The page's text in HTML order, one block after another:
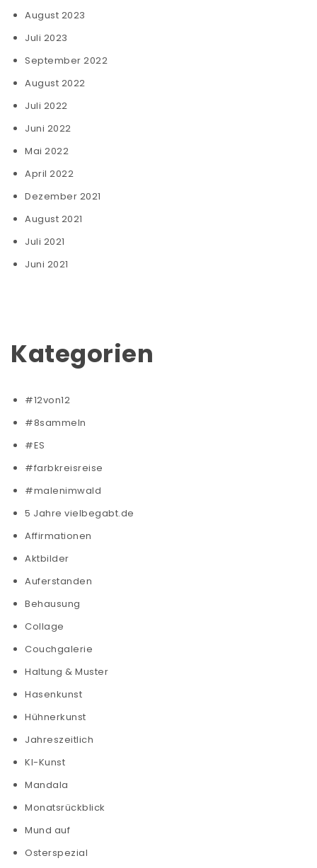
August 2023
Juli 2023
September 2022
August 2022
Juli 2022
Juni 2022
Mai 2022
April 2022
Dezember 2021
August 2021
Juli 2021
Juni 2021
Kategorien
#12von12
#8sammeln
#ES
#farbkreisreise
#malenimwald
5 Jahre vielbegabt.de
Affirmationen
Aktbilder
Auferstanden
Behausung
Collage
Couchgalerie
Haltung & Muster
Hasenkunst
Hühnerkunst
Jahreszeitlich
KI-Kunst
Mandala
Monatsrückblick
Mund auf
Osterspezial